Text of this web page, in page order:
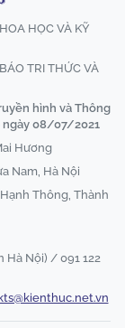
HỌC VÀ KỸ
TRI THỨC VÀ
hình và Thông
ngày 08/07/2021
Hương
Nam, Hà Nội
Thông, Thành
Hà Nội) / 091 122